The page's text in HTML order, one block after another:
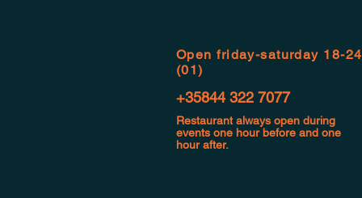
Open friday-saturday 18-24
(01)
+35844 322 7077
Restaurant always open during
events one hour before and one
hour after.